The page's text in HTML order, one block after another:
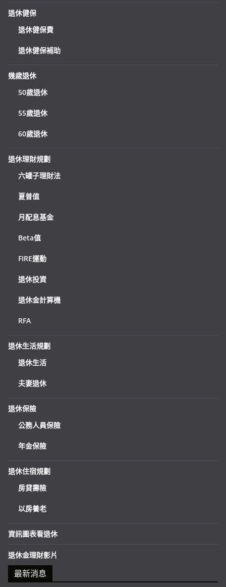
退休健保
退休健保費
退休健保補助
幾歲退休
50歲退休
55歲退休
60歲退休
退休理財規劃
六罐子理財法
夏普值
月配息基金
Beta值
FIRE運動
退休投資
退休金計算機
RFA
退休生活規劃
退休生活
夫妻退休
退休保險
公務人員保險
年金保險
退休住宿規劃
房貸壽險
以房養老
資訊圖表看退休
退休金理財影片
最新消息